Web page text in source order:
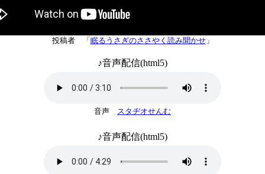
投稿者 「 眠るうさぎのささやく読み聞かせ」
♪音声配信(html5)
音声 スタヂオせんむ
♪音声配信(html5)